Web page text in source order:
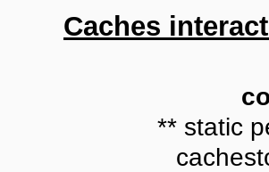
Caches
** static